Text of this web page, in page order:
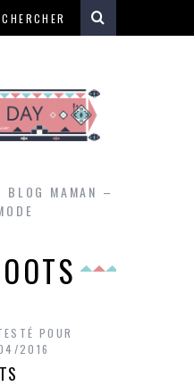
MAMAN –
POUR
2016